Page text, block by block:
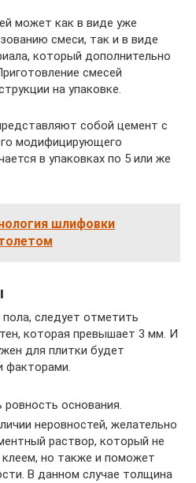
может как в виде уже
смеси, так и в виде
который дополнительно
смесей
на упаковке.
собой цемент с
модифицирующего
в упаковках по 5 или же
шлифовки
следует отметить
которая превышает 3 мм. И
для плитки будет
факторами.
основания.
неровностей, желательно
раствор, который не
но также и поможет
В данном случае толщина